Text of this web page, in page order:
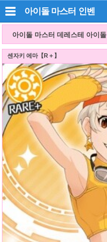
아이돌 마스터 인벤
아이돌 마스터 데레스테 아이돌
센자키 에마【R＋】